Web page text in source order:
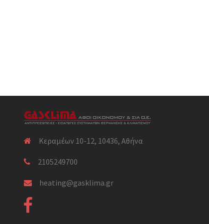
Κεραμέων 10-12, 10436, Αθήνα
2105249700
heating@gasklima.gr
Facebook